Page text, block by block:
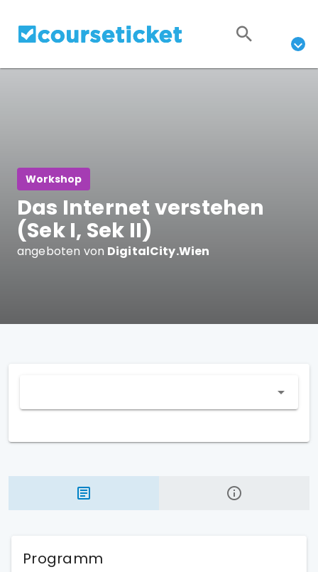
Workshop
Das Internet verstehen
(Sek I, Sek II)
angeboten von DigitalCity.Wien
Programm